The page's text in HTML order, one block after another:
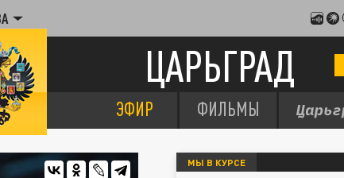
ЦАРЬГРАД
ЭФИР ФИЛЬМЫ
МЫ В КУРСЕ